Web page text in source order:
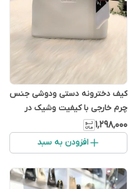
کیف دخترونه دستی ودوشی جنس
چرم خارجی با کیفیت وشیک در
۵رنگ زیبا
۱٬۲۹۸٬۰۰۰
افزودن به سبد